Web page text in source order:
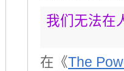
我们无法在
在《The